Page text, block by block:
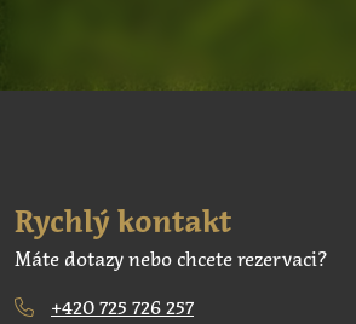
Rychlý kontakt
Máte dotazy nebo chcete rezervaci?
+420 725 726 257